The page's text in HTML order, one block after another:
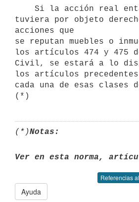
tuviera por objeto
acciones que
se reputan muebles o
los artículos 474 y 475
Civil, se estará a lo
los artículos
cada una de esas clases
(*)Notas:
Ver en esta norma,
Referencias
Ayuda